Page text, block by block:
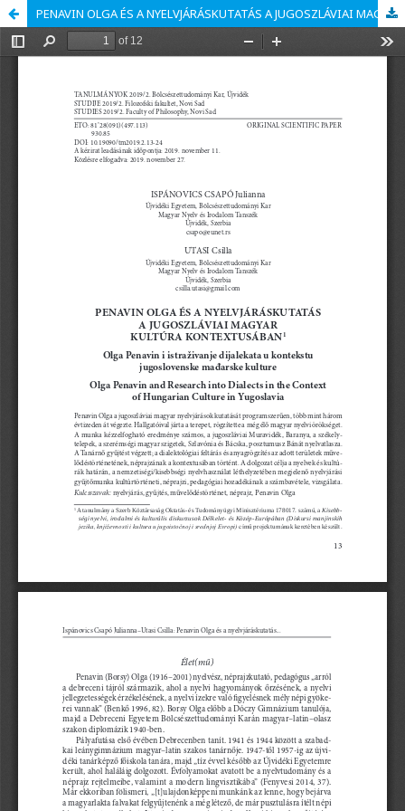
PENAVIN OLGA ÉS A NYELVJÁRÁSKUTATÁS A JUGOSZLÁVIAI MAGYAR KULTÚRA KONTEXTUSÁBAN